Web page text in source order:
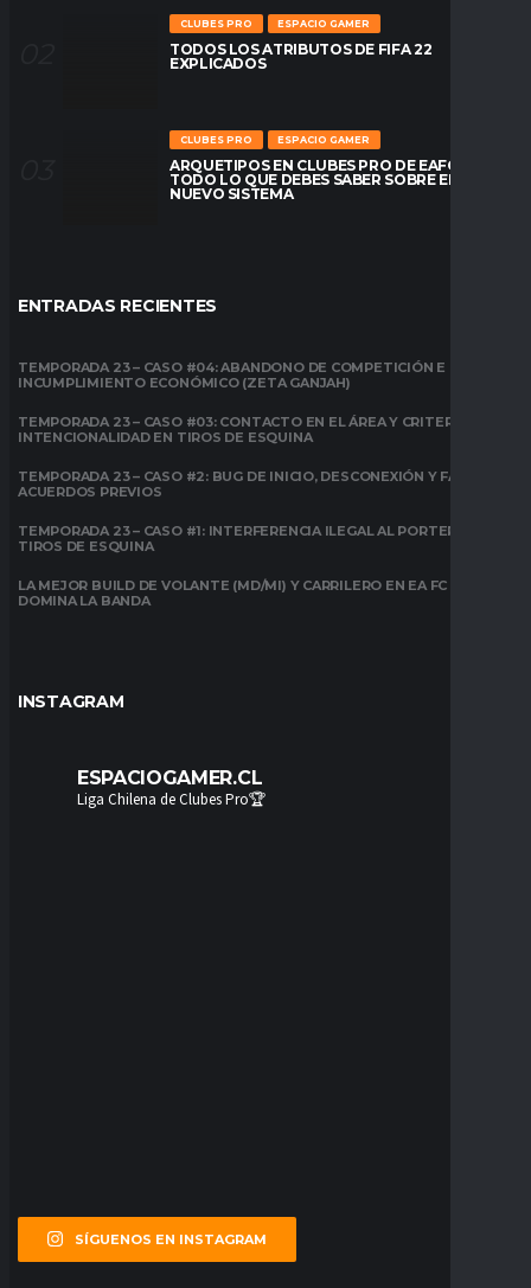
CLUBES PRO ESPACIO GAMER
TODOS LOS ATRIBUTOS DE FIFA 22
EXPLICADOS
CLUBES PRO ESPACIO GAMER
ARQUETIPOS EN CLUBES PRO DE EAFC26:
TODO LO QUE DEBES SABER SOBRE EL
NUEVO SISTEMA
ENTRADAS RECIENTES
TEMPORADA 23 – CASO #04: ABANDONO DE COMPETICIÓN E
INCUMPLIMIENTO ECONÓMICO (ZETA GANJAH)
TEMPORADA 23 – CASO #03: CONTACTO EN EL ÁREA Y CRITERIO DE
INTENCIONALIDAD EN TIROS DE ESQUINA
TEMPORADA 23 – CASO #2: BUG DE INICIO, DESCONEXIÓN Y FALTA DE
ACUERDOS PREVIOS
TEMPORADA 23 – CASO #1: INTERFERENCIA ILEGAL AL PORTERO EN
TIROS DE ESQUINA
LA MEJOR BUILD DE VOLANTE (MD/MI) Y CARRILERO EN EA FC 26:
DOMINA LA BANDA
INSTAGRAM
ESPACIOGAMER.CL
Liga Chilena de Clubes Pro🏆
SÍGUENOS EN INSTAGRAM